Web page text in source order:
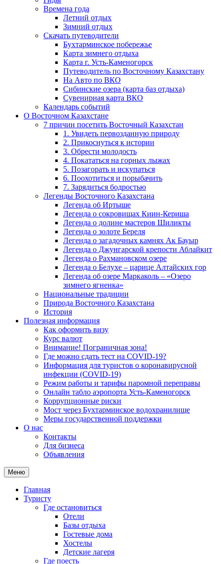
Времена года
Летний отдых
Зимний отдых
Скачать путеводители
Бухтарминское побережье
Карта зимнего отдыха
Карта г. Усть-Каменогорск
Путеводитель по Восточному Казахстану
На Авто по ВКО
Сибинские озера (карта баз отдыха)
Сувенирная карта ВКО
Календарь событий
О Восточном Казахстане
7 причин посетить Восточный Казахстан
1. Увидеть первозданную природу
2. Прикоснуться к истории
3. Обрести молодость
4. Покататься на горных лыжах
5. Позагорать и искупаться
6. Поохотиться и порыбачить
7. Зарядиться бодростью
Легенды Восточного Казахстана
Легенда об Иртыше
Легенда о сокровищах Киин-Кериша
Легенда о долине мастеров Шиликты
Легенда о золоте Береля
Легенда о загадочных камнях Ак Бауыр
Легенда о Джунгарской крепости Аблайкит
Легенда о Рахмановском озере
Легенда о Белухе – царице Алтайских гор
Легенда об озере Маркаколь – «Озеро
зимнего ягненка»
Национальные традиции
Природа Восточного Казахстана
История
Полезная информация
Как оформить визу
Курс валют
Внимание! Пограничная зона!
Где можно сдать тест на COVID-19?
Информация для туристов о коронавирусной
инфекции (COVID-19)
Режим работы и тарифы паромной переправы
Онлайн табло аэропорта Усть-Каменогорск
Коррупционные риски
Мост через Бухтарминское водохранилище
Меры государственной поддержки
О нас
Контакты
Для бизнеса
Объявления
Меню
Главная
Туристу
Где остановиться
Отели
Базы отдыха
Гостевые дома
Хостелы
Детские лагеря
Где поесть